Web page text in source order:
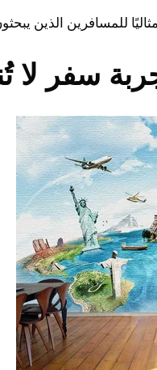
مثاليًا للمسافرين الذين
سفر لا